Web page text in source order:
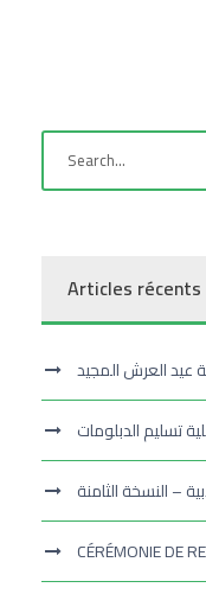
Articles récents
عيد العرش المجيد
تسليم الدبلومات
– النسخة الثامنة
CÉRÉMONIE DE